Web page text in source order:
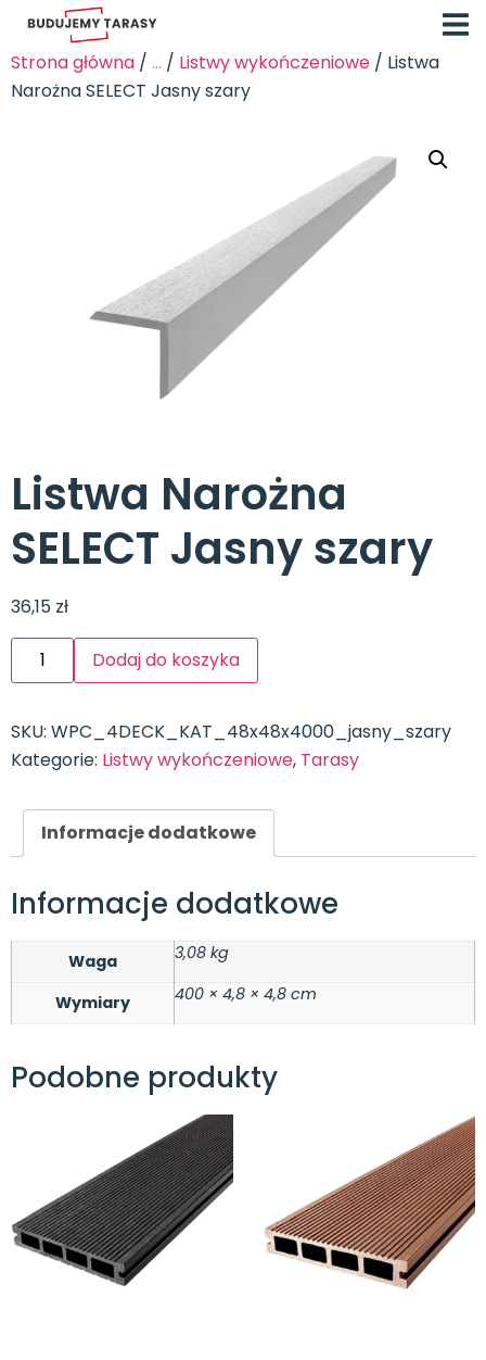
Strona główna / ... / Listwy wykończeniowe / Listwa
Narożna SELECT Jasny szary
Listwa Narożna
SELECT Jasny szary
36,15 zł
Dodaj do koszyka
SKU: WPC_4DECK_KAT_48x48x4000_jasny_szary
Kategorie: Listwy wykończeniowe, Tarasy
Informacje dodatkowe
Informacje dodatkowe
Waga 3,08 kg
Wymiary 400 × 4,8 × 4,8 cm
Podobne produkty